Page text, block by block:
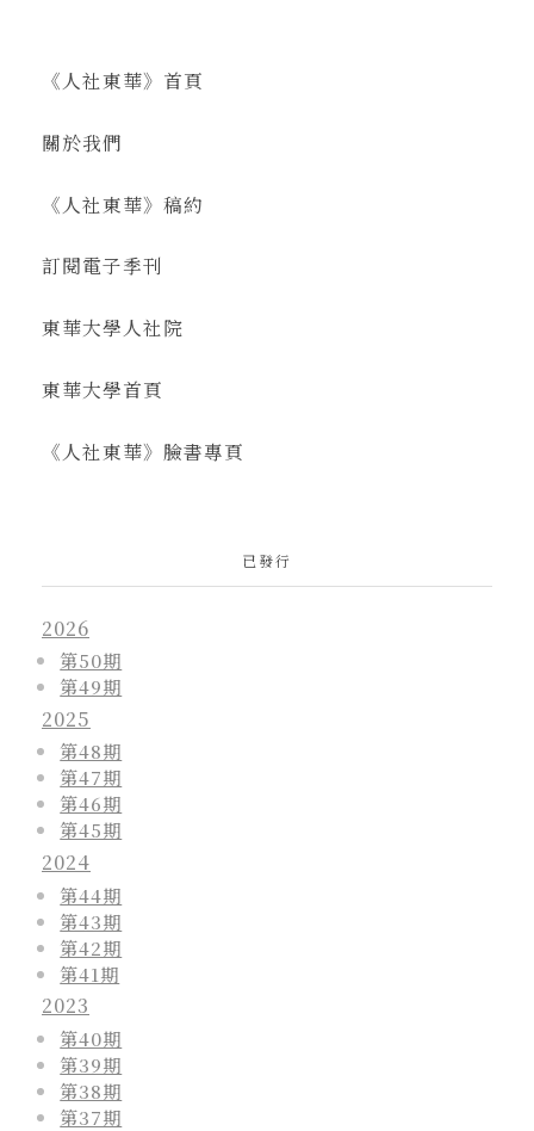
《人社東華》首頁
關於我們
《人社東華》稿約
訂閱電子季刊
東華大學人社院
東華大學首頁
《人社東華》臉書專頁
已發行
2026
第50期
第49期
2025
第48期
第47期
第46期
第45期
2024
第44期
第43期
第42期
第41期
2023
第40期
第39期
第38期
第37期